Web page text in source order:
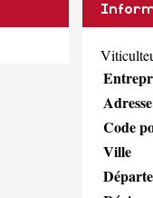
Adresse
Code
Ville